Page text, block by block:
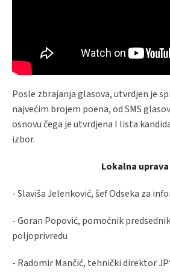
Posle zbrajanja glasova, utvrdjen je
najvećim brojem poena, od SMS
osnovu čega je utvrdjena I lista
izbor.
Lokalna uprava
- Slaviša Jelenković, šef Odseka za
- Goran Popović, pomoćnik
poljoprivredu
- Radomir Mančić, tehnički direktor